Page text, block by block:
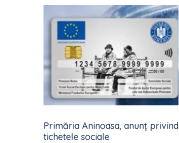
Primăria Aninoasa, anunț privind
tichetele sociale